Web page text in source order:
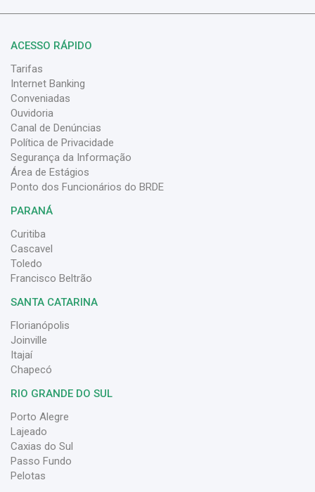
ACESSO RÁPIDO
Tarifas
Internet Banking
Conveniadas
Ouvidoria
Canal de Denúncias
Política de Privacidade
Segurança da Informação
Área de Estágios
Ponto dos Funcionários do BRDE
PARANÁ
Curitiba
Cascavel
Toledo
Francisco Beltrão
SANTA CATARINA
Florianópolis
Joinville
Itajaí
Chapecó
RIO GRANDE DO SUL
Porto Alegre
Lajeado
Caxias do Sul
Passo Fundo
Pelotas